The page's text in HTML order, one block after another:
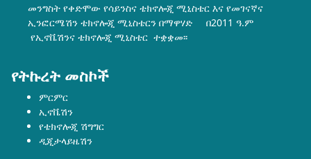
መንግስት የቀድሞው የሳይንስና ቴክኖሎጂ ሚኒስቴር እና የመገናኛና
ኢንፎርሜሽን ቴክኖሎጂ ሚኒስቴርን በማዋሃድ በ2011 ዓ.ም
የኢኖቬሽንና ቴክኖሎጂ ሚኒስቴር ተቋቋመ፡፡
የትኩረት መስኮች
ምርምር
ኢኖቬሽን
የቴክኖሎጂ ሽግግር
ዲጂታላይዜሽን